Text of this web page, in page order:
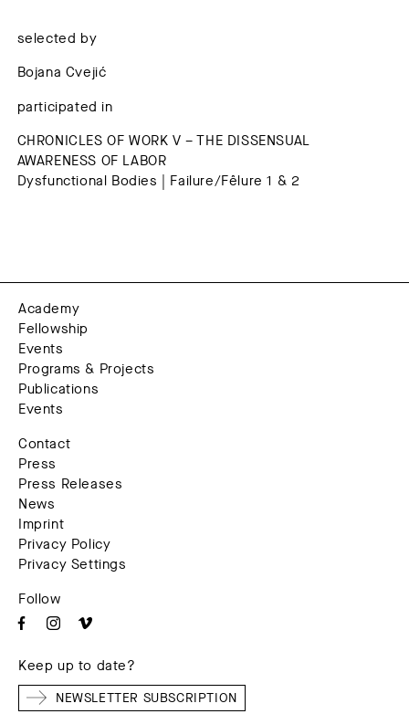
selected by
Bojana Cvejić
participated in
CHRONICLES OF WORK V – THE DISSENSUAL
AWARENESS OF LABOR
Dysfunctional Bodies | Failure/Fêlure 1 & 2
Academy
Fellowship
Events
Programs & Projects
Publications
Events
Contact
Press
Press Releases
News
Imprint
Privacy Policy
Privacy Settings
Follow
Keep up to date?
NEWSLETTER SUBSCRIPTION